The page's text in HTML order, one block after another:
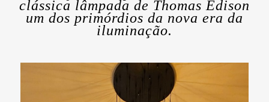
clássica lâmpada de Thomas Edison
um dos primórdios da nova era da
iluminação.